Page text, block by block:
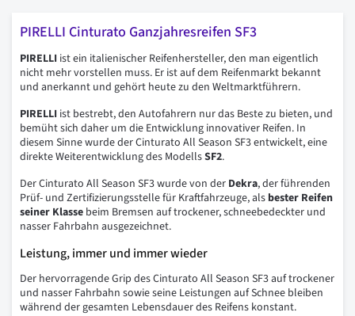
PIRELLI Cinturato Ganzjahresreifen SF3
PIRELLI ist ein italienischer Reifenhersteller, den man eigentlich
nicht mehr vorstellen muss. Er ist auf dem Reifenmarkt bekannt
und anerkannt und gehört heute zu den Weltmarktführern.
PIRELLI ist bestrebt, den Autofahrern nur das Beste zu bieten, und
bemüht sich daher um die Entwicklung innovativer Reifen. In
diesem Sinne wurde der Cinturato All Season SF3 entwickelt, eine
direkte Weiterentwicklung des ModellsSF2.
Der Cinturato All Season SF3 wurde von der Dekra, der führenden
Prüf- und Zertifizierungsstelle für Kraftfahrzeuge, als bester Reifen
seiner Klasse beim Bremsen auf trockener, schneebedeckter und
nasser Fahrbahn ausgezeichnet.
Leistung, immer und immer wieder
Der hervorragende Grip des Cinturato All Season SF3 auf trockener
und nasser Fahrbahn sowie seine Leistungen auf Schnee bleiben
während der gesamten Lebensdauer des Reifens konstant.